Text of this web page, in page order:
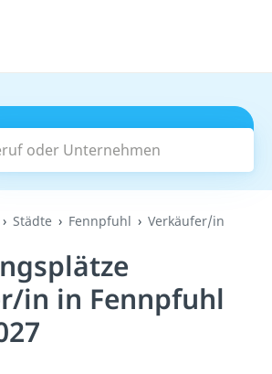
oder Unternehmen
Suchen
Städte Fennpfuhl Verkäufer/in
in in Fennpfuhl